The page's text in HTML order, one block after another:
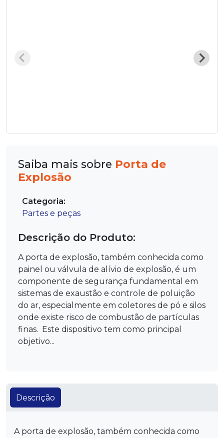
Saiba mais sobre Porta de
Explosão
Categoria:
Partes e peças
Descrição do Produto:
A porta de explosão, também conhecida como
painel ou válvula de alívio de explosão, é um
componente de segurança fundamental em
sistemas de exaustão e controle de poluição
do ar, especialmente em coletores de pó e silos
onde existe risco de combustão de partículas
finas. Este dispositivo tem como principal
objetivo...
Descrição
A porta de explosão, também conhecida como